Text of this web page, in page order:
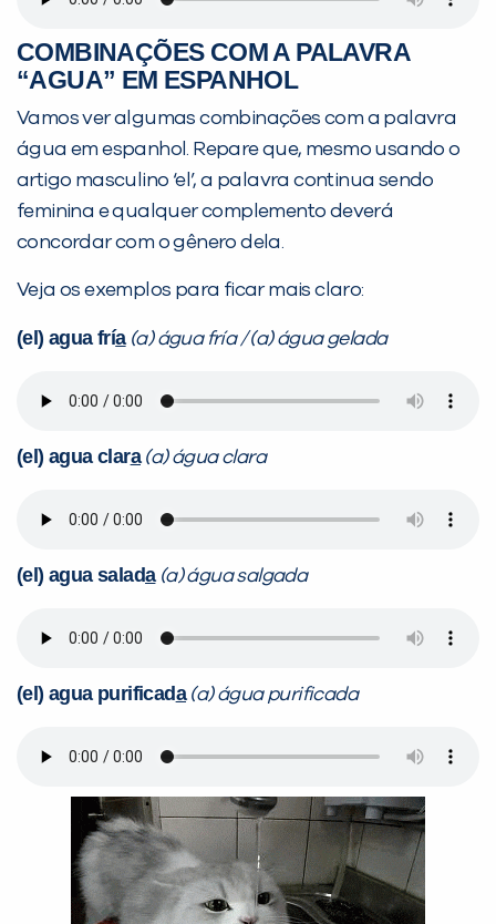
COMBINAÇÕES COM A PALAVRA
“AGUA” EM ESPANHOL
Vamos ver algumas combinações com a palavra
água em espanhol. Repare que, mesmo usando o
artigo masculino ‘el’, a palavra continua sendo
feminina e qualquer complemento deverá
concordar com o gênero dela.
Veja os exemplos para ficar mais claro:
(el) agua fría (a) água fría / (a) água gelada
(el) agua clara (a) água clara
(el) agua salada (a) água salgada
(el) agua purificada (a) água purificada
Você é aluno inFlux?
VOLTAR